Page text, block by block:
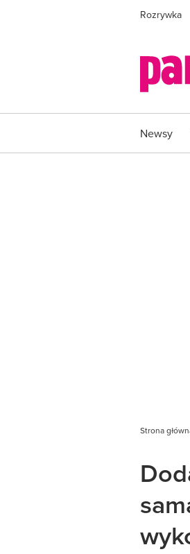
Rozrywka
Newsy
Strona